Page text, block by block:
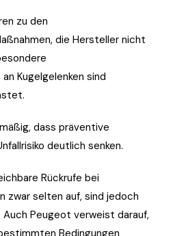
zu den
die Hersteller nicht
Kugelgelenken sind
dass präventive
deutlich senken.
Rückrufe bei
zwar selten auf, sind jedoch
Peugeot verweist darauf,